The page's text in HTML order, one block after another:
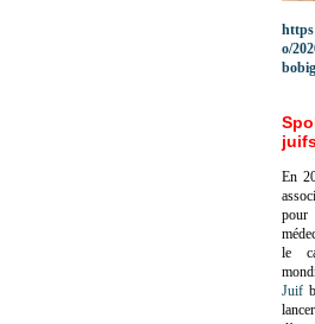
o/
En
le
Juif